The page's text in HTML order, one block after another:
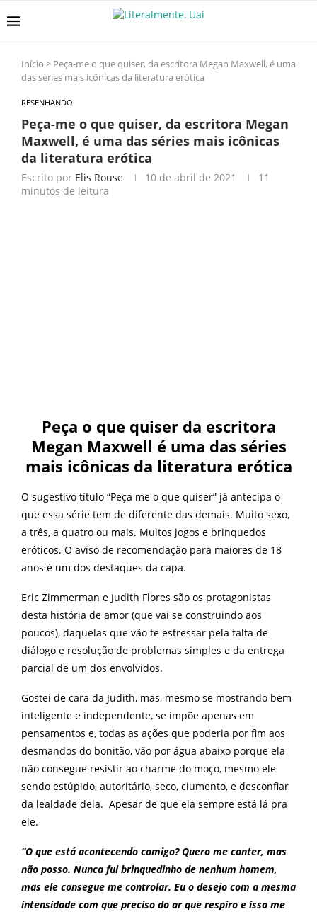
Início > Peça-me o que quiser, da escritora Megan Maxwell, é uma
das séries mais icônicas da literatura erótica
RESENHANDO
Peça-me o que quiser, da escritora Megan
Maxwell, é uma das séries mais icônicas
da literatura erótica
Escrito por Elis Rouse 10 de abril de 2021
11
minutos de leitura
Peça o que quiser da escritora
Megan Maxwell é uma das séries
mais icônicas da literatura erótica
O sugestivo título “Peça me o que quiser” já antecipa o
que essa série tem de diferente das demais. Muito sexo,
a três, a quatro ou mais. Muitos jogos e brinquedos
eróticos. O aviso de recomendação para maiores de 18
anos é um dos destaques da capa.
Eric Zimmerman e Judith Flores são os protagonistas
desta história de amor (que vai se construindo aos
poucos), daquelas que vão te estressar pela falta de
diálogo e resolução de problemas simples e da entrega
parcial de um dos envolvidos.
Gostei de cara da Judith, mas, mesmo se mostrando bem
inteligente e independente, se impõe apenas em
pensamentos e, todas as ações que poderia por fim aos
desmandos do bonitão, vão por água abaixo porque ela
não consegue resistir ao charme do moço, mesmo ele
sendo estúpido, autoritário, seco, ciumento, e desconfiar
da lealdade dela. Apesar de que ela sempre está lá pra
ele.
“O que está acontecendo comigo? Quero me conter, mas
não posso. Nunca fui brinquedinho de nenhum homem,
mas ele consegue me controlar. Eu o desejo com a mesma
intensidade com que preciso do ar que respiro e isso me